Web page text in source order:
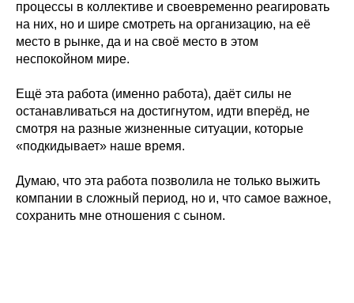
процессы в коллективе и своевременно реагировать
на них, но и шире смотреть на организацию, на её
место в рынке, да и на своё место в этом
неспокойном мире.
Ещё эта работа (именно работа), даёт силы не
останавливаться на достигнутом, идти вперёд, не
смотря на разные жизненные ситуации, которые
«подкидывает» наше время.
Думаю, что эта работа позволила не только выжить
компании в сложный период, но и, что самое важное,
сохранить мне отношения с сыном.